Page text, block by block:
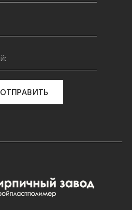
ОТПРАВИТЬ